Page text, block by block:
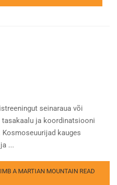
seinaraua või
tasakaalu ja koordinatsiooni
kauges
...
A MARTIAN MOUNTAIN READ